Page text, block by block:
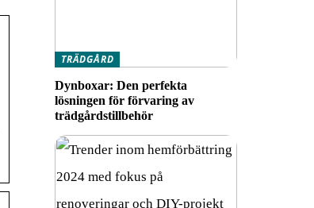
TRÄDGÅRD
Dynboxar: Den perfekta
lösningen för förvaring av
trädgårdstillbehör